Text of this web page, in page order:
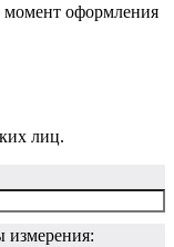
момент оформления
лиц.